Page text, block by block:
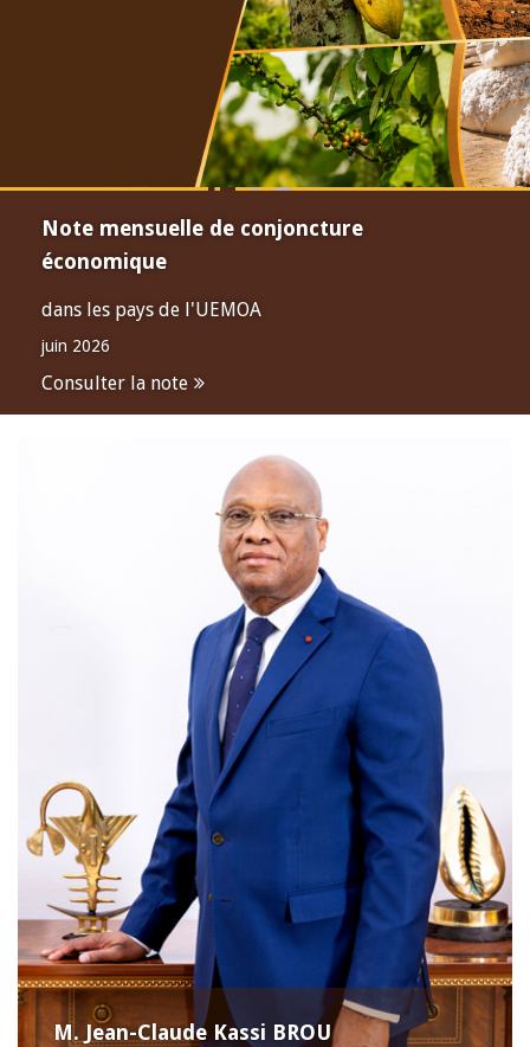
Note mensuelle de conjoncture
économique
dans les pays de l'UEMOA
juin 2026
Consulter la note
M. Jean-Claude Kassi BROU